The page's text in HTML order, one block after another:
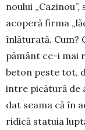
noului
acoperă firma
înlăturată. Cum?
pământ ce-i mai
beton peste tot,
intre picătură de
dat sea­ma că în
ridică statuia